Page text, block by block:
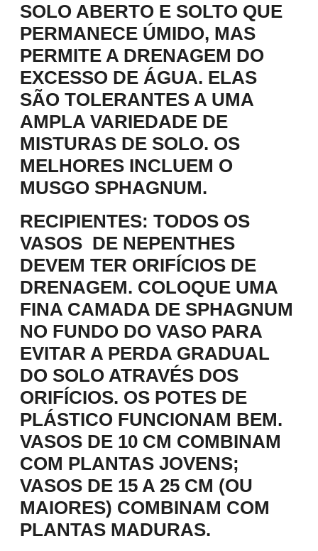
SOLO ABERTO E SOLTO QUE
PERMANECE ÚMIDO, MAS
PERMITE A DRENAGEM DO
EXCESSO DE ÁGUA. ELAS
SÃO TOLERANTES A UMA
AMPLA VARIEDADE DE
MISTURAS DE SOLO. OS
MELHORES INCLUEM O
MUSGO SPHAGNUM.
RECIPIENTES: TODOS OS
VASOS DE NEPENTHES
DEVEM TER ORIFÍCIOS DE
DRENAGEM. COLOQUE UMA
FINA CAMADA DE SPHAGNUM
NO FUNDO DO VASO PARA
EVITAR A PERDA GRADUAL
DO SOLO ATRAVÉS DOS
ORIFÍCIOS. OS POTES DE
PLÁSTICO FUNCIONAM BEM.
VASOS DE 10 CM COMBINAM
COM PLANTAS JOVENS;
VASOS DE 15 A 25 CM (OU
MAIORES) COMBINAM COM
PLANTAS MADURAS.